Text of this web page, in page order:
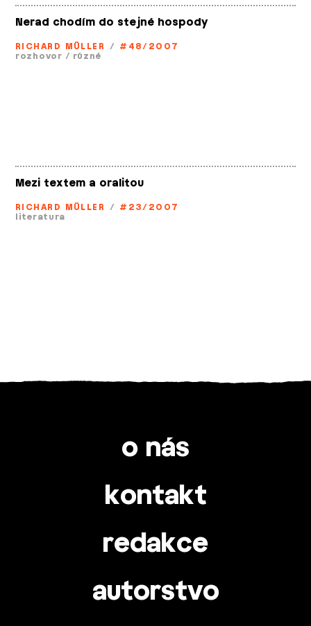
Nerad chodím do stejné hospody
RICHARD MÜLLER / #48/2007
rozhovor / různé
Mezi textem a oralitou
RICHARD MÜLLER / #23/2007
literatura
o nás
kontakt
redakce
autorstvo